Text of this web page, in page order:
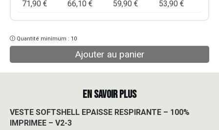
71,90 € 66,10 € 59,90 € 53,90 €
Quantité minimum : 10
Ajouter au panier
EN SAVOIR PLUS
VESTE SOFTSHELL EPAISSE RESPIRANTE – 100%
IMPRIMEE – V2-3